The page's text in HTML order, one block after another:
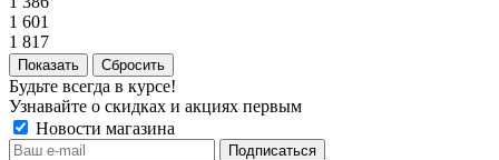
1 601
1 817
Сбросить
Будьте всегда в курсе!
Узнавайте о скидках и акциях первым
Новости магазина